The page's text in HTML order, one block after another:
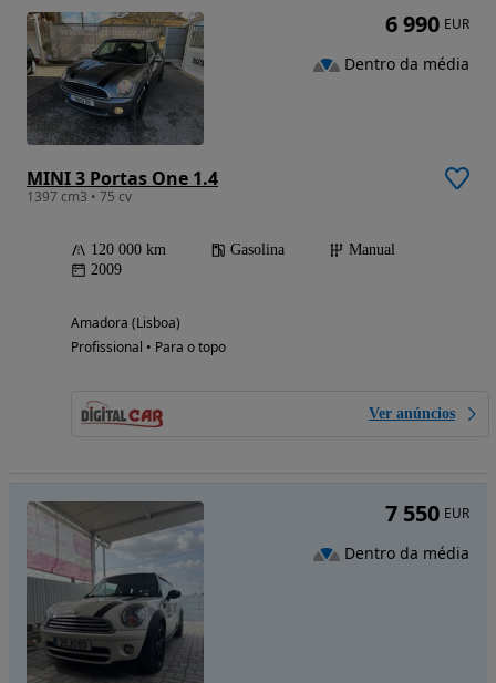
MINI 3 Portas One 1.4
1397 cm3 • 75 cv
120 000 km Gasolina
Manual
2009
Amadora (Lisboa)
Profissional • Para o topo
Ver anúncios
6 990 EUR
Dentro da média
7 550 EUR
Dentro da média